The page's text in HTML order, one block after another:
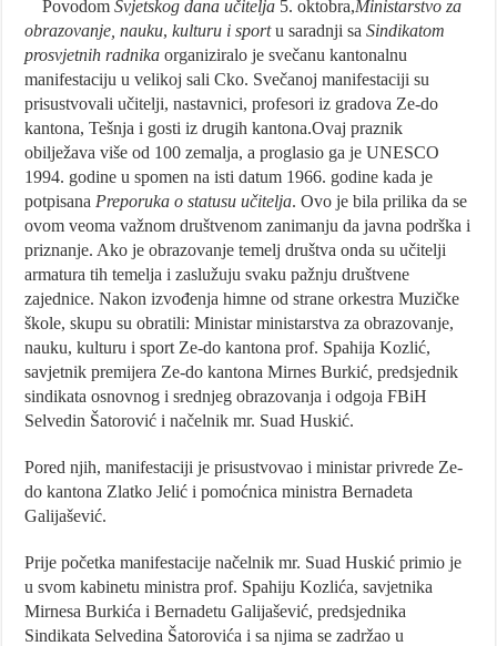
PovodomSvjetskog dana učitelja 5. oktobra,Ministarstvo za
obrazovanje, nauku,kulturu i sportu saradnji saSindikatom
prosvjetnih radnika organiziralo je svečanu kantonalnu
manifestaciju u velikoj sali Cko. Svečanoj manifestaciji su
prisustvovali učitelji, nastavnici, profesori iz gradova Ze-do
kantona, Tešnja i gosti iz drugih kantona.Ovaj praznik
obilježava više od 100 zemalja, a proglasio ga je UNESCO
1994. godine u spomen na isti datum 1966. godine kada je
potpisana Preporuka o statusu učitelja. Ovo je bila prilika da se
ovom veoma važnom društvenom zanimanju da javna podrška i
priznanje. Ako je obrazovanje temelj društva onda su učitelji
armatura tih temelja i zaslužuju svaku pažnju društvene
zajednice. Nakon izvođenja himne od strane orkestra Muzičke
škole, skupu su obratili: Ministar ministarstva za obrazovanje,
nauku, kulturu i sport Ze-do kantona prof. Spahija Kozlić,
savjetnik premijera Ze-do kantona Mirnes Burkić, predsjednik
sindikata osnovnog i srednjeg obrazovanja i odgoja FBiH
Selvedin Šatorović i načelnik mr. Suad Huskić.
Pored njih, manifestaciji je prisustvovao i ministar privrede Ze-
do kantona Zlatko Jelić i pomoćnica ministra Bernadeta
Galijašević.
Prije početka manifestacije načelnik mr. Suad Huskić primio je
u svom kabinetu ministra prof. Spahiju Kozlića, savjetnika
Mirnesa Burkića i Bernadetu Galijašević, predsjednika
Sindikata Selvedina Šatorovića i sa njima se zadržao u